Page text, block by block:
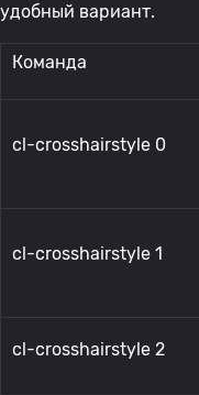
удобный вариант.
Команда
cl-crosshairstyle 0
cl-crosshairstyle 1
cl-crosshairstyle 2